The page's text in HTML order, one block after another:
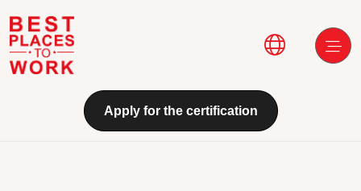
Aller au contenu principal
Main
Apply for the certification